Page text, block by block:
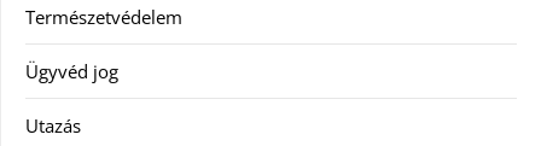
Természetvédelem
Ügyvéd jog
Utazás